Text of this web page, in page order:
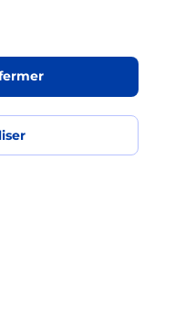
mon
Samsung